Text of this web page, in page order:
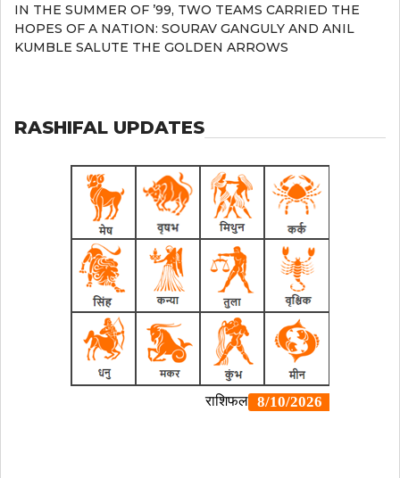
IN THE SUMMER OF ’99, TWO TEAMS CARRIED THE
HOPES OF A NATION: SOURAV GANGULY AND ANIL
KUMBLE SALUTE THE GOLDEN ARROWS
RASHIFAL UPDATES